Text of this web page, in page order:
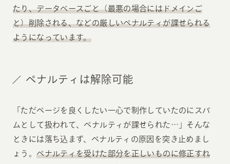
たり、データベースごと（最悪の場合にはドメインご
と）削除される、などの厳しいペナルティが課せられる
ようになっています。
ペナルティは解除可能
「ただページを良くしたい一心で制作していたのにスパ
ムとして扱われて、ペナルティが課せられた…」そんな
ときには落ち込まず、ペナルティの原因を突き止めまし
ょう。ペナルティを受けた部分を正しいものに修正すれ